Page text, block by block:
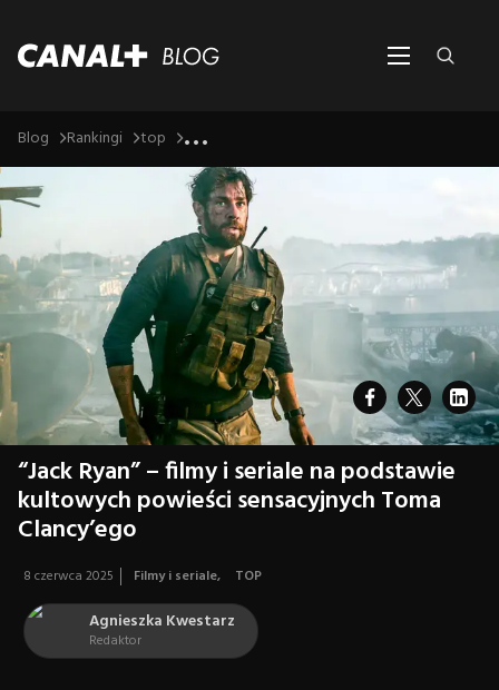
Blog Rankingi top ...
“Jack Ryan” – filmy i seriale na podstawie
kultowych powieści sensacyjnych Toma
Clancy’ego
8 czerwca 2025 Filmy i seriale, TOP
Agnieszka Kwestarz
Redaktor